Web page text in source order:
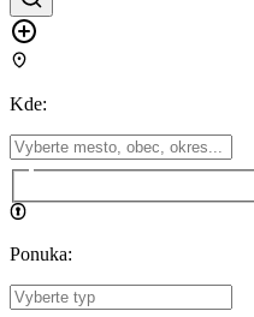
Kde:
Ponuka: